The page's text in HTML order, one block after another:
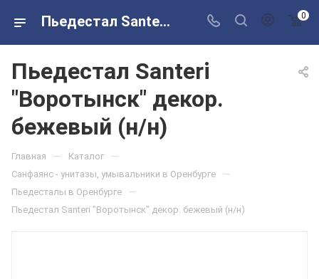
Пьедестал Santeri "Воротынск" декор. бежевый (н/н) в розничных магазинах Сантехторг 0
Пьедестал Santeri
"Воротынск" декор.
бежевый (н/н)
Главная — Каталог —
Санфаянс - унитазы, умывальники в Оренбурге —
Пьедесталы в Оренбурге —
Пьедестал Santeri "Воротынск" декор. бежевый (н/н)